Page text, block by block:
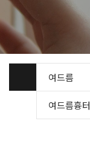
여드름
여드름흉터